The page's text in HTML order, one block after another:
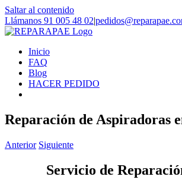
Saltar al contenido
Llámanos 91 005 48 02|
Inicio
FAQ
Blog
HACER PEDIDO
Reparación de Aspiradoras
Anterior Siguiente
Servicio de